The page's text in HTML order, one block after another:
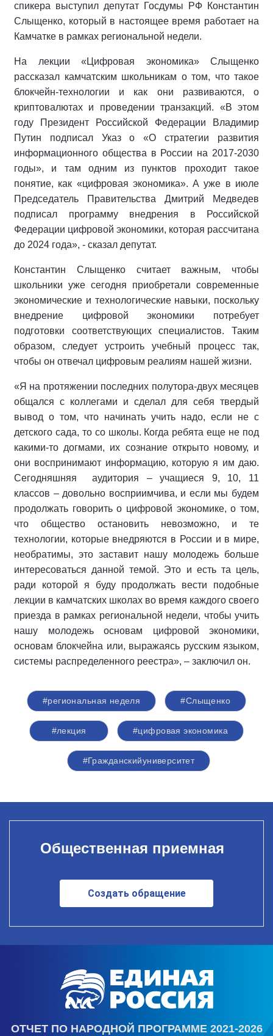
спикера выступил депутат Госдумы РФ Константин
Слыщенко, который в настоящее время работает на
Камчатке в рамках региональной недели.
На лекции «Цифровая экономика» Слыщенко
рассказал камчатским школьникам о том, что такое
блокчейн-технологии и как они развиваются, о
криптовалютах и проведении транзакций. «В этом
году Президент Российской Федерации Владимир
Путин подписал Указ о «О стратегии развития
информационного общества в России на 2017-2030
годы», и там одним из пунктов проходит такое
понятие, как «цифровая экономика». А уже в июле
Председатель Правительства Дмитрий Медведев
подписал программу внедрения в Российской
Федерации цифровой экономики, которая рассчитана
до 2024 года», - сказал депутат.
Константин Слыщенко считает важным, чтобы
школьники уже сегодня приобретали современные
экономические и технологические навыки, поскольку
внедрение цифровой экономики потребует
подготовки соответствующих специалистов. Таким
образом, следует устроить учебный процесс так,
чтобы он отвечал цифровым реалиям нашей жизни.
«Я на протяжении последних полутора-двух месяцев
общался с коллегами и сделал для себя твердый
вывод о том, что начинать учить надо, если не с
детского сада, то со школы. Когда ребята еще не под
какими-то догмами, их сознание открыто новому, и
они воспринимают информацию, которую я им даю.
Сегодняшняя аудитория – учащиеся 9, 10, 11
классов – довольно восприимчива, и если мы будем
продолжать говорить о цифровой экономике, о том,
что общество остановить невозможно, и те
технологии, которые внедряются в России и в мире,
необратимы, это заставит нашу молодежь больше
интересоваться данной темой. Это и есть та цель,
ради которой я буду продолжать вести подобные
лекции в камчатских школах во время каждого своего
приезда в рамках региональной недели, чтобы учить
нашу молодежь основам цифровой экономики,
основам блокчейна или, выражаясь русским языком,
системы распределенного реестра», – заключил он.
#региональная неделя #Слыщенко
#лекция #цифровая экономика
#Гражданскийуниверситет
Общественная приемная
Создать обращение
ОТЧЕТ ПО НАРОДНОЙ ПРОГРАММЕ 2021-2026